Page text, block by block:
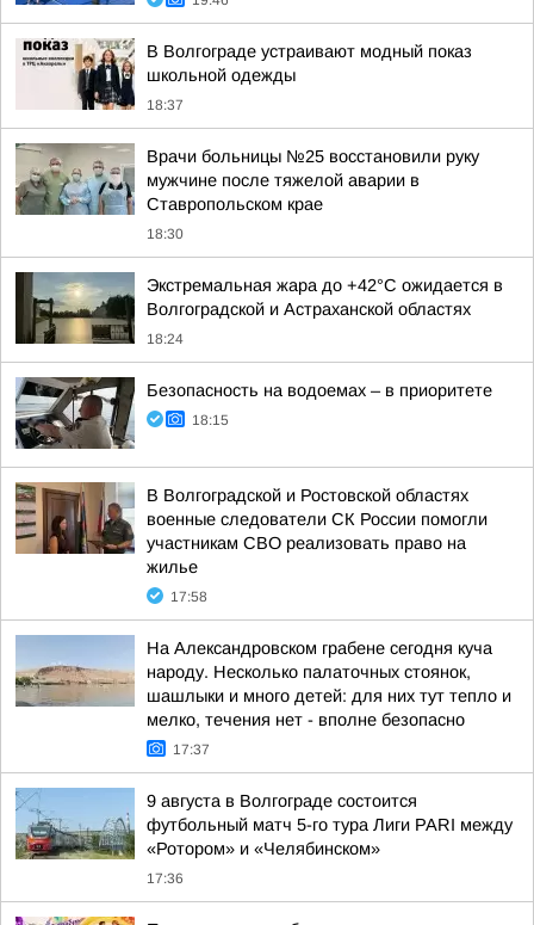
В Волгограде устраивают модный показ
школьной одежды
18:37
Врачи больницы №25 восстановили руку
мужчине после тяжелой аварии в
Ставропольском крае
18:30
Экстремальная жара до +42°C ожидается в
Волгоградской и Астраханской областях
18:24
Безопасность на водоемах – в приоритете
18:15
В Волгоградской и Ростовской областях
военные следователи СК России помогли
участникам СВО реализовать право на
жилье
17:58
На Александровском грабене сегодня куча
народу. Несколько палаточных стоянок,
шашлыки и много детей: для них тут тепло и
мелко, течения нет - вполне безопасно
17:37
9 августа в Волгограде состоится
футбольный матч 5-го тура Лиги PARI между
«Ротором» и «Челябинском»
17:36